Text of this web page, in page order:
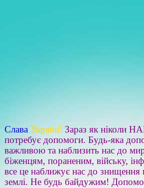
Слава Україні! Зараз як ніколи
потребує допомоги. Будь-яка
важливою та наблизить нас до
біженцям, пораненим, війську,
все це наближує нас до знищення
землі. Не будь байдужим!